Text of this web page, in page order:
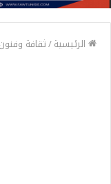
الرئيسية/ثقافة وفنون